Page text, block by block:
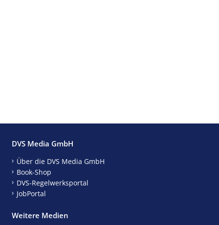
DVS Media GmbH
Über die DVS Media GmbH
Book-Shop
DVS-Regelwerksportal
JobPortal
Weitere Medien